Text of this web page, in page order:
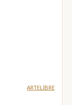
ARTELIBRE